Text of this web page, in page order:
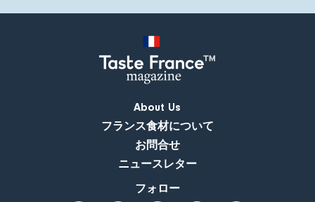
About Us
フランス食材について
お問合せ
ニュースレター
フォロー